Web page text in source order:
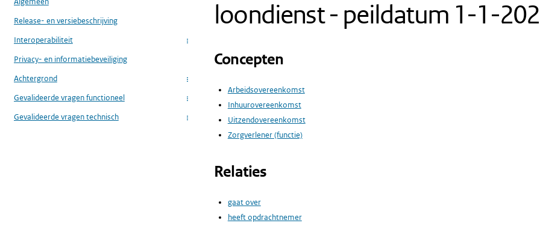
Release- en versiebeschrijving
Interoperabiliteit
...
Privacy- en informatiebeveiliging
Achtergrond
...
Gevalideerde vragen functioneel ...
Gevalideerde vragen technisch ...
loondienst - peildatum 1-1-
Concepten
Arbeidsovereenkomst
Inhuurovereenkomst
Uitzendovereenkomst
Zorgverlener (functie)
Relaties
gaat over
heeft opdrachtnemer